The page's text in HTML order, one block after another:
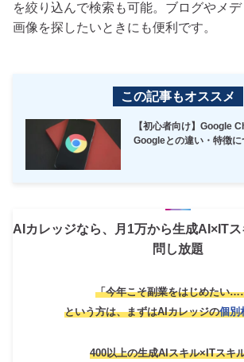
を絞り込んで検索も可能。ブログやメ
画像を探したいときにも便利です。
この記事もオススメ
【初心者向け】Google
Googleとの違い・特徴に
AIカレッジなら、月1万から生成AI×IT
問し放題
「今年こそ副業をはじめたい
という方は、まずはAIカレッジの個別
400以上の生成AIスキル×ITスキ